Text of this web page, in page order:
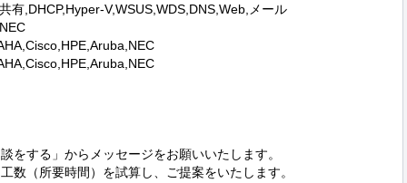
有,DHCP,Hyper-V,WSUS,WDS,DNS,Web,メール
をする」からメッセージをお願いいたします。
数（所要時間）を試算し、ご提案をいたします。